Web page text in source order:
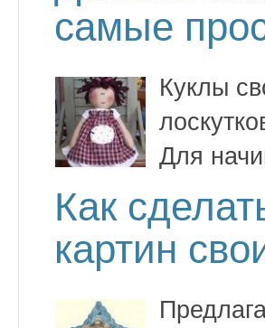
cамые
Куклы
Для
Как
картин